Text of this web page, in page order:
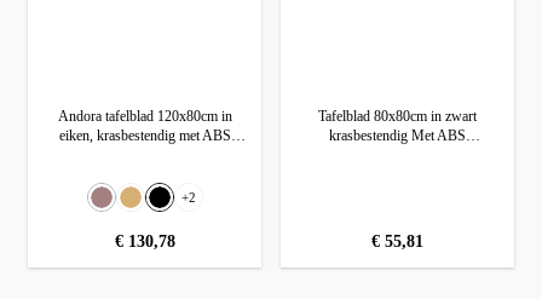
Andora tafelblad 120x80cm in
eiken, krasbestendig met ABS
Selecteer
Kleur Dunkelbraun (Wenge)
(Deze optie is momenteel niet beschikbaar.)
EikenZwart
+2
normale prijs:
€ 130,78
Tafelblad 80x80cm in zwart
krasbestendig Met ABS
normale prijs:
€ 55,81